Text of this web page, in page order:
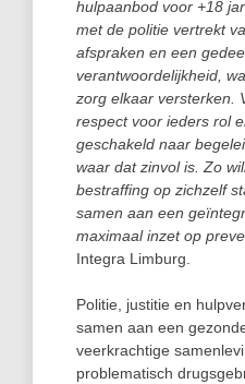
hulpaanbod voor +18
met de politie vertrekt
afspraken en een
verantwoordelijkheid,
zorg elkaar versterken.
respect voor ieders rol
geschakeld naar
waar dat zinvol is. Zo
bestraffing op zichzelf
samen aan een
maximaal inzet op
Integra Limburg.
Politie, justitie en
samen aan een
veerkrachtige
problematisch